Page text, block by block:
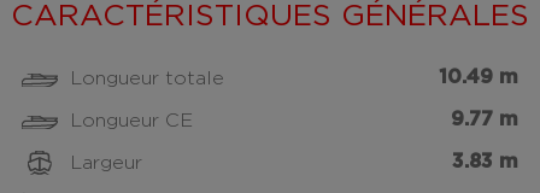
CARACTÉRISTIQUES GÉNÉRALES
Longueur totale 10.49 m
Longueur CE 9.77 m
Largeur 3.83 m